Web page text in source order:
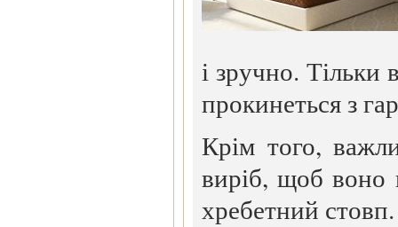
і зручно.
прокинеться з
Крім того,
виріб, щоб воно
хребетний стовп.